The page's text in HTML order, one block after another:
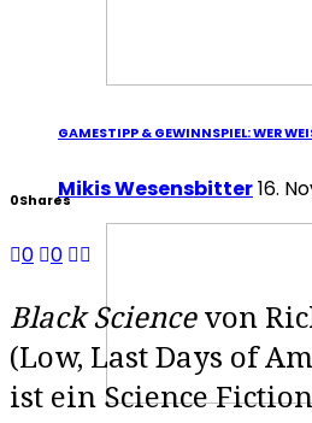
GAMESTIPP & GEWINNSPIEL: WER
Mikis Wesensbitter16.
0Shares
0 0
Black Sciencevon
(Low, Last Days of
ist ein Science